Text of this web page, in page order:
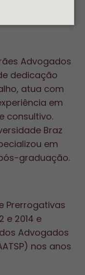
Advogados
dedicação
atua com
em
consultivo.
Braz
em
graduação.
Prerrogativas
e 2014 e
Advogados
nos anos